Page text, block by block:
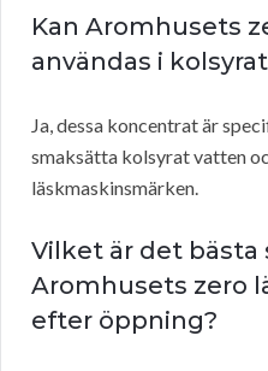
Kan Aromhusets
användas i
Ja, dessa koncentrat är
smaksätta kolsyrat vatten
läskmaskinsmärken.
Vilket är det
Aromhusets zero
efter öppning?